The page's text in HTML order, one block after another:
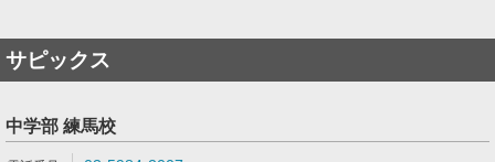
サピックス
中学部 練馬校